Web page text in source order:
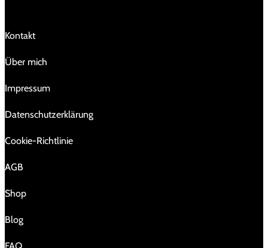
Kontakt
Über mich
Impressum
Da­ten­schutz­er­klä­rung
Cookie-Richtlinie
AGB
Shop
Blog
FAQ